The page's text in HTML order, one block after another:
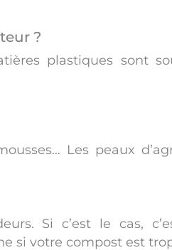
?
plastiques sont
Les peaux
Si c’est le cas,
si votre compost est